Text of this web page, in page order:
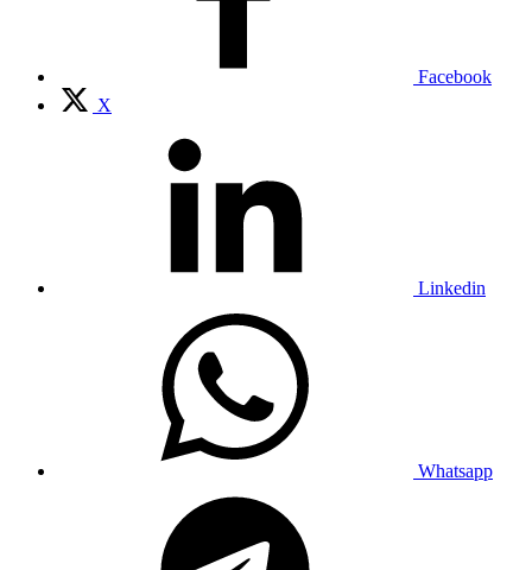
Facebook
X
Linkedin
Whatsapp